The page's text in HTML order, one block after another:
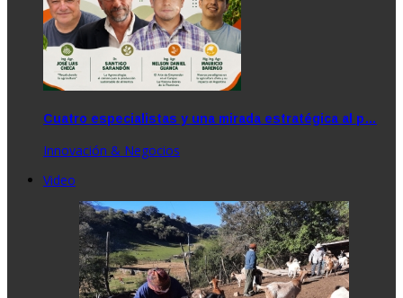
Cuatro especialistas y una mirada estratégica al p…
Innovación & Negocios
Video